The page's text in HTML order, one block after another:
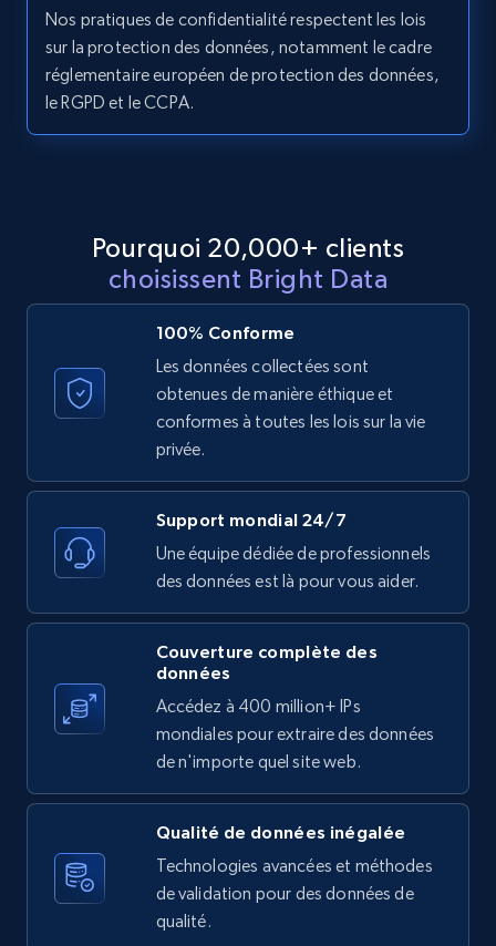
11.3K+ 1.5K+ Essai gratuit
11.3K+ 1.5K+ Essai gratuit
LinkedIn posts - Discover new posts
company URL
URL, ID, User id, Use url, Title, Headline, Post
text, Date posted, and more.
11.3K+ 1.5K+ Essai gratuit
X (formerly Twitter) - Posts
ID, User posted, Name, Description, Date
posted, Photos, URL, Quoted post, and more.
1.2K+
X (formerly Twitter) - Posts - Collecting
Twitter posts URLs
Nos pratiques de confidentialité respectent les lois
sur la protection des données, notamment le cadre
réglementaire européen de protection des données,
le RGPD et le CCPA.
Pourquoi 20,000+ clients
choisissent Bright Data
100% Conforme
Les données collectées sont
obtenues de manière éthique et
conformes à toutes les lois sur la vie
privée.
Support mondial 24/7
Une équipe dédiée de professionnels
des données est là pour vous aider.
Couverture complète des
données
Accédez à 400 million+ IPs
mondiales pour extraire des données
de n'importe quel site web.
Qualité de données inégalée
Technologies avancées et méthodes
de validation pour des données de
qualité.